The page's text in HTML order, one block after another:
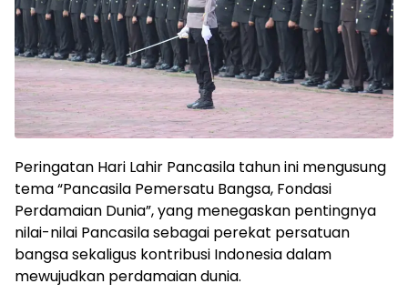
Peringatan Hari Lahir Pancasila tahun ini mengusung
tema “Pancasila Pemersatu Bangsa, Fondasi
Perdamaian Dunia”, yang menegaskan pentingnya
nilai-nilai Pancasila sebagai perekat persatuan
bangsa sekaligus kontribusi Indonesia dalam
mewujudkan perdamaian dunia.